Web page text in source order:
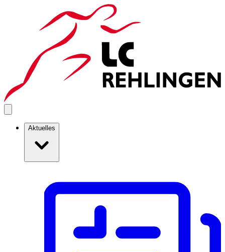
Aktuelles